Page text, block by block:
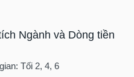
Ngành và Dòng tiền
Tối 2, 4, 6